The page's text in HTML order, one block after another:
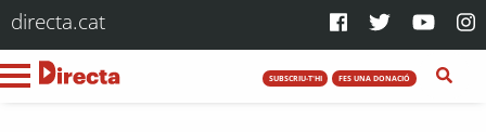
directa.cat
SUBSCRIU-T'HI FES UNA DONACIÓ